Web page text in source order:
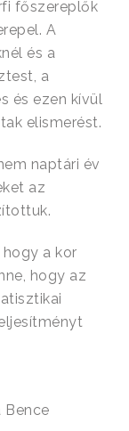
főszereplők
A
és a
a
és ezen kívül
elismerést.
naptári év
az
a kor
hogy az
Bence